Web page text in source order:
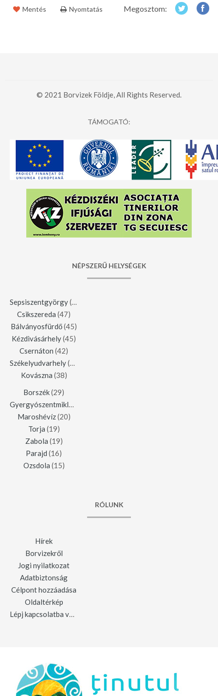
Mentés Nyomtatás Megosztom:
© 2021 Borvizek Földje, All Rights Reserved.
TÁMOGATÓ:
NÉPSZERŰ HELYSÉGEK
Sepsiszentgyörgy(123)
Csikszereda (47)
Bálványosfürdő(45)
Kézdivásárhely(45)
Csernáton (42)
Székelyudvarhely(42)
Kovászna (38)
Borszék(29)
Gyergyószentmiklós
Maroshévíz(20)
Torja (19)
Zabola (19)
Parajd (16)
Ozsdola (15)
RÓLUNK
Hírek
Borvizekről
Jogi nyilatkozat
Adatbiztonság
Célpont hozzáadása
Oldaltérkép
Lépj kapcsolatba velünk